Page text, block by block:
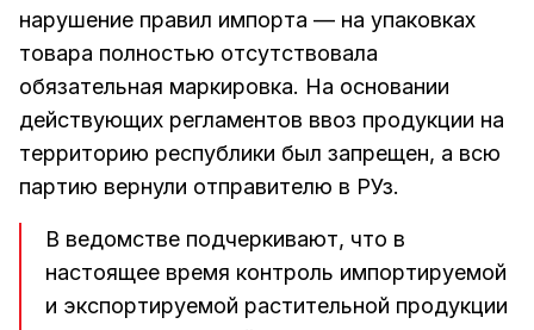
нарушение правил импорта — на упаковках
товара полностью отсутствовала
обязательная маркировка. На основании
действующих регламентов ввоз продукции на
территорию республики был запрещен, а всю
партию вернули отправителю в РУз.
В ведомстве подчеркивают, что в
настоящее время контроль импортируемой
и экспортируемой растительной продукции